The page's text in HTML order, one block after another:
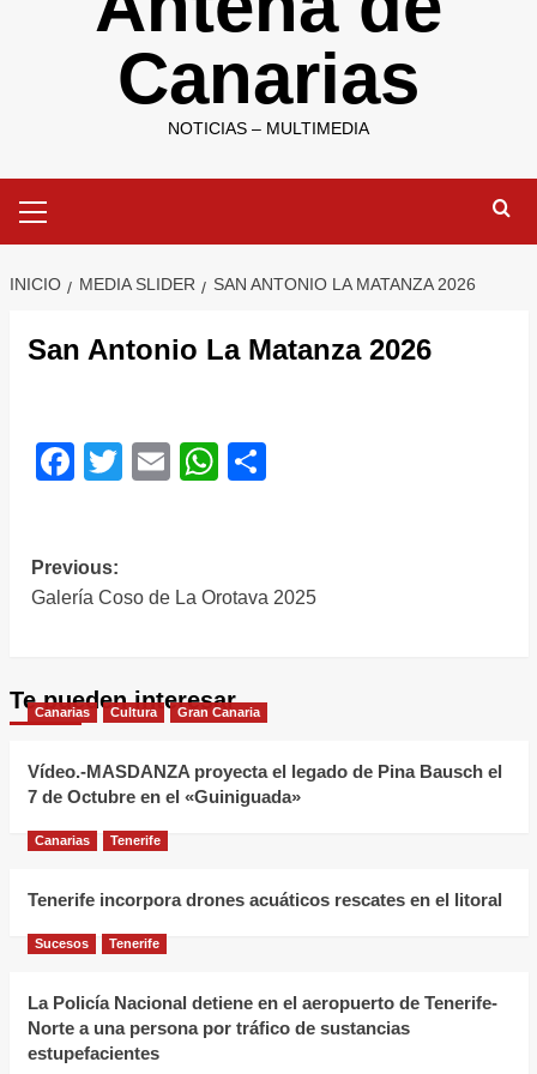
Canarias
NOTICIAS – MULTIMEDIA
primario
INICIO MEDIA SLIDER SAN ANTONIO LA MATANZA 2026
San Antonio La Matanza 2026
Facebook
Twitter
EmailWhatsApp
Compartir
Navegación
de
Previous:
Galería Coso de La Orotava 2025
Te pueden interesar
Canarias Cultura Gran Canaria
Vídeo.-MASDANZA proyecta el legado de Pina Bausch el
7 de Octubre en el «Guiniguada»
Canarias Tenerife
Tenerife incorpora drones acuáticos rescates en el litoral
Sucesos Tenerife
La Policía Nacional detiene en el aeropuerto de Tenerife-
Norte a una persona por tráfico de sustancias
estupefacientes